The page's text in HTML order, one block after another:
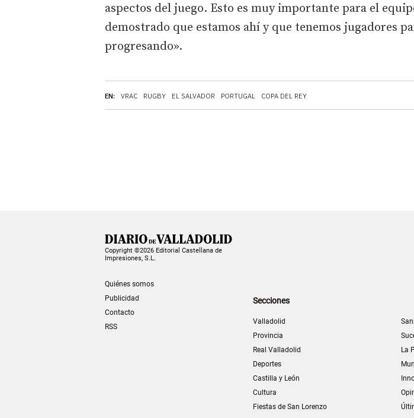
EN: VRAC RUGBY EL SALVADOR PORTUGAL COPA DEL REY
aspectos del juego. Esto es muy importante para el
demostrado que estamos ahí y que tenemos jugadores
progresando».
Copyright ©2026 Editorial Castellana de
Impresiones, S.L.
Quiénes somos
Publicidad
Contacto
RSS
Secciones
Valladolid
Provincia
Real Valladolid
Deportes
Castilla y León
Cultura
Fiestas de San Lorenzo
La